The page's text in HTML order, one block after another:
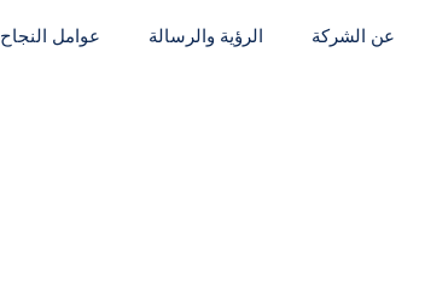
عن الشركة الرؤية والرسالة عوامل النجاح